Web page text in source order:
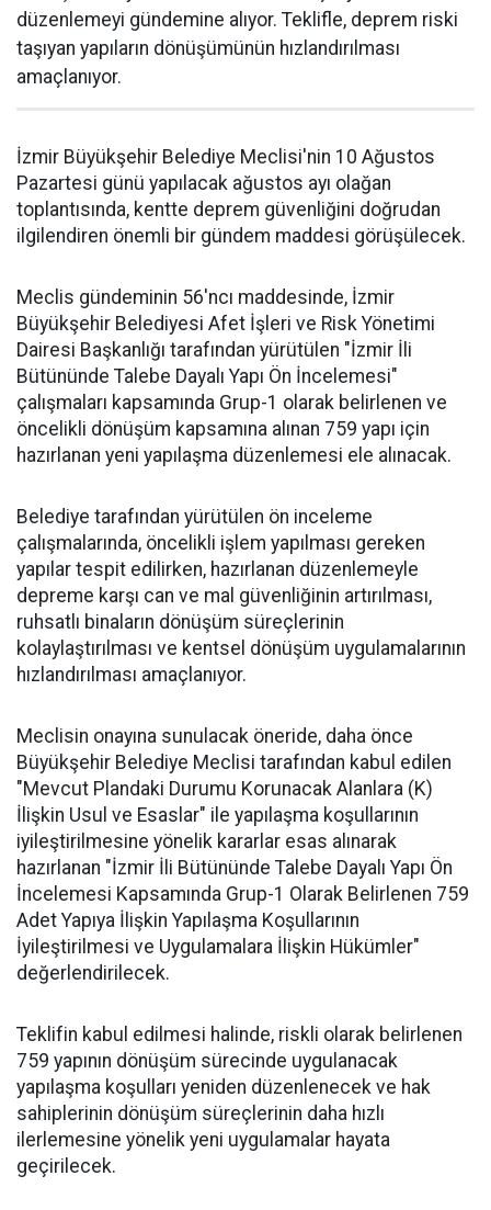
düzenlemeyi gündemine alıyor. Teklifle, deprem riski
taşıyan yapıların dönüşümünün hızlandırılması
amaçlanıyor.
İzmir Büyükşehir Belediye Meclisi'nin 10 Ağustos
Pazartesi günü yapılacak ağustos ayı olağan
toplantısında, kentte deprem güvenliğini doğrudan
ilgilendiren önemli bir gündem maddesi görüşülecek.
Meclis gündeminin 56'ncı maddesinde, İzmir
Büyükşehir Belediyesi Afet İşleri ve Risk Yönetimi
Dairesi Başkanlığı tarafından yürütülen "İzmir İli
Bütününde Talebe Dayalı Yapı Ön İncelemesi"
çalışmaları kapsamında Grup-1 olarak belirlenen ve
öncelikli dönüşüm kapsamına alınan 759 yapı için
hazırlanan yeni yapılaşma düzenlemesi ele alınacak.
Belediye tarafından yürütülen ön inceleme
çalışmalarında, öncelikli işlem yapılması gereken
yapılar tespit edilirken, hazırlanan düzenlemeyle
depreme karşı can ve mal güvenliğinin artırılması,
ruhsatlı binaların dönüşüm süreçlerinin
kolaylaştırılması ve kentsel dönüşüm uygulamalarının
hızlandırılması amaçlanıyor.
Meclisin onayına sunulacak öneride, daha önce
Büyükşehir Belediye Meclisi tarafından kabul edilen
"Mevcut Plandaki Durumu Korunacak Alanlara (K)
İlişkin Usul ve Esaslar" ile yapılaşma koşullarının
iyileştirilmesine yönelik kararlar esas alınarak
hazırlanan "İzmir İli Bütününde Talebe Dayalı Yapı Ön
İncelemesi Kapsamında Grup-1 Olarak Belirlenen 759
Adet Yapıya İlişkin Yapılaşma Koşullarının
İyileştirilmesi ve Uygulamalara İlişkin Hükümler"
değerlendirilecek.
Teklifin kabul edilmesi halinde, riskli olarak belirlenen
759 yapının dönüşüm sürecinde uygulanacak
yapılaşma koşulları yeniden düzenlenecek ve hak
sahiplerinin dönüşüm süreçlerinin daha hızlı
ilerlemesine yönelik yeni uygulamalar hayata
geçirilecek.